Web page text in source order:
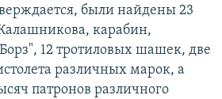
были найдены 23
карабин,
12 тротиловых шашек, две
различных марок, а
патронов различного